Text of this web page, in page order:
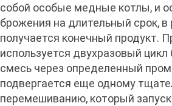
собой особые медные котлы, и
брожения на длительный срок, в
получается конечный продукт.
используется двухразовый
смесь через определенный
подвергается еще одному
перемешиванию, который